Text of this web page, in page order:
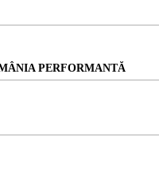
PERFORMANTĂ